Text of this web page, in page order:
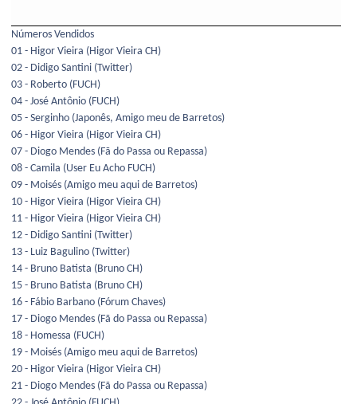
Números Vendidos
01 - Higor Vieira (Higor Vieira CH)
02 - Didigo Santini (Twitter)
03 - Roberto (FUCH)
04 - José Antônio (FUCH)
05 - Serginho (Japonês, Amigo meu de Barretos)
06 - Higor Vieira (Higor Vieira CH)
07 - Diogo Mendes (Fã do Passa ou Repassa)
08 - Camila (User Eu Acho FUCH)
09 - Moisés (Amigo meu aqui de Barretos)
10 - Higor Vieira (Higor Vieira CH)
11 - Higor Vieira (Higor Vieira CH)
12 - Didigo Santini (Twitter)
13 - Luiz Bagulino (Twitter)
14 - Bruno Batista (Bruno CH)
15 - Bruno Batista (Bruno CH)
16 - Fábio Barbano (Fórum Chaves)
17 - Diogo Mendes (Fã do Passa ou Repassa)
18 - Homessa (FUCH)
19 - Moisés (Amigo meu aqui de Barretos)
20 - Higor Vieira (Higor Vieira CH)
21 - Diogo Mendes (Fã do Passa ou Repassa)